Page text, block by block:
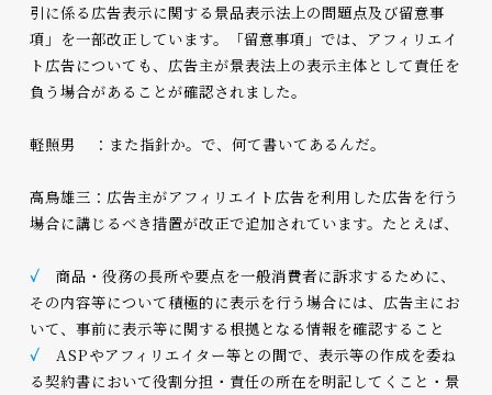
引に係る広告表示に関する景品表示法上の問題点及び留意事
項」を一部改正しています。「留意事項」では、アフィリエイ
ト広告についても、広告主が景表法上の表示主体として責任を
負う場合があることが確認されました。
軽照男 ：また指針か。で、何て書いてあるんだ。
高鳥雄三：広告主がアフィリエイト広告を利用した広告を行う
場合に講じるべき措置が改正で追加されています。たとえば、
✓ 商品・役務の長所や要点を一般消費者に訴求するために、
その内容等について積極的に表示を行う場合には、広告主にお
いて、事前に表示等に関する根拠となる情報を確認すること
✓ ASPやアフィリエイター等との間で、表示等の作成を委ね
る契約書において役割分担・責任の所在を明記してくこと・景